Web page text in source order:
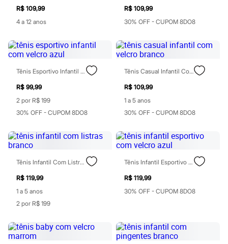
Sapatilhas
Tênis
Marcas
Clock House
Mindset
Yessica
Moda esportiva
Acessórios
Blusas
Calçados
Leggings
Tops
Moda íntima
Cintas e Modeladores
Meias
Pijamas
Sutiãs e Tops
Moda praia
Biquínis
Maiôs
Saídas de praia
Personagens
R$ 109,99
4 a 12 anos
R$ 109,99
30% OFF - CUPOM 8DO8
Tênis Esportivo Infantil Com Velcro Azul
R$ 99,99
2 por R$ 199
30% OFF - CUPOM 8DO8
Tênis Casual Infantil Com Velcro Branco
R$ 109,99
1 a 5 anos
30% OFF - CUPOM 8DO8
Tênis Infantil Com Listras Branco
R$ 119,99
1 a 5 anos
2 por R$ 199
Tênis Infantil Esportivo Com Velcro Azul
R$ 119,99
30% OFF - CUPOM 8DO8